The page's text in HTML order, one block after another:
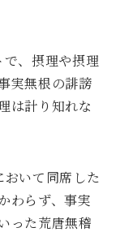
、摂理や摂理
実無根の誹謗
は計り知れな
おいて同席した
わらず、事実
った荒唐無稽